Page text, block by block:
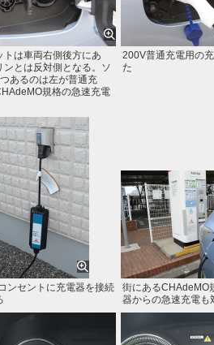
トは車両右側後方にあ
ンとは反対側となる。ソ
あるのは左が普通充
規格の急速充電
200V普通充電用の
た
ンセントに充電器を接続
街にあるCHAdeMO
器からの急速充電も